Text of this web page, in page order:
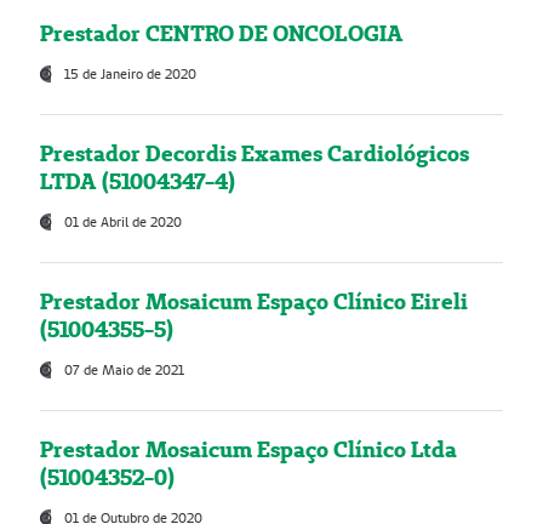
Prestador CENTRO DE ONCOLOGIA
15 de Janeiro de 2020
Prestador Decordis Exames Cardiológicos
LTDA (51004347-4)
01 de Abril de 2020
Prestador Mosaicum Espaço Clínico Eireli
(51004355-5)
07 de Maio de 2021
Prestador Mosaicum Espaço Clínico Ltda
(51004352-0)
01 de Outubro de 2020